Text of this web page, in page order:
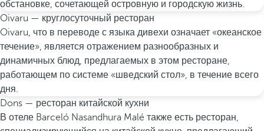
обстановке, сочетающей островную и городскую жизнь.
Oivaru — круглосуточный ресторан
Oivaru, что в переводе с языка дивехи означает «океанское
течение», является отражением разнообразных и
динамичных блюд, предлагаемых в этом ресторане,
работающем по системе «шведский стол», в течение всего
дня.
Dons — ресторан китайской кухни
В отеле Barceló Nasandhura Malé также есть ресторан,